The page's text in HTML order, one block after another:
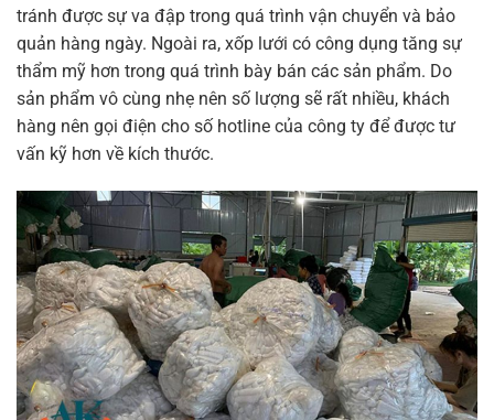
tránh được sự va đập trong quá trình vận chuyển và bảo
quản hàng ngày. Ngoài ra, xốp lưới có công dụng tăng sự
thẩm mỹ hơn trong quá trình bày bán các sản phẩm. Do
sản phẩm vô cùng nhẹ nên số lượng sẽ rất nhiều, khách
hàng nên gọi điện cho số hotline của công ty để được tư
vấn kỹ hơn về kích thước.